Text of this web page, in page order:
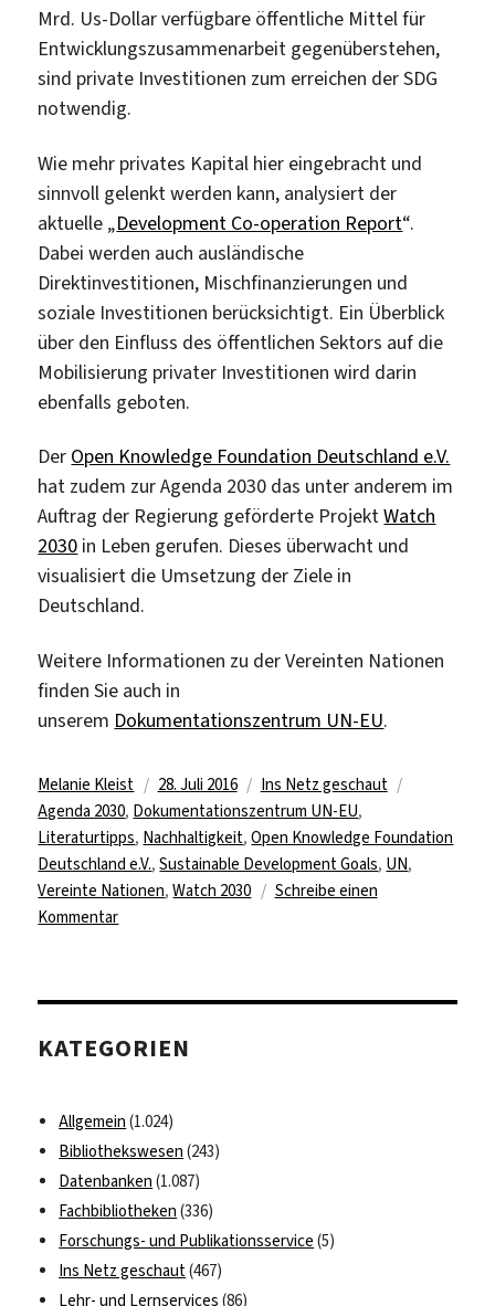
Mrd. Us-Dollar verfügbare öffentliche Mittel für
Entwicklungszusammenarbeit gegenüberstehen,
sind private Investitionen zum erreichen der SDG
notwendig.
Wie mehr privates Kapital hier eingebracht und
sinnvoll gelenkt werden kann, analysiert der
aktuelle „Development Co-operation Report“.
Dabei werden auch ausländische
Direktinvestitionen, Mischfinanzierungen und
soziale Investitionen berücksichtigt. Ein Überblick
über den Einfluss des öffentlichen Sektors auf die
Mobilisierung privater Investitionen wird darin
ebenfalls geboten.
Der Open Knowledge Foundation Deutschland e.V.
hat zudem zur Agenda 2030 das unter anderem im
Auftrag der Regierung geförderte ProjektWatch
2030 in Leben gerufen. Dieses überwacht und
visualisiert die Umsetzung der Ziele in
Deutschland.
Weitere Informationen zu der Vereinten Nationen
finden Sie auch in
unserem Dokumentationszentrum UN-EU.
Autor
Melanie Kleist
Veröffentlicht
am
28. Juli 2016 Kategorien
Ins Netz geschaut
Agenda 2030, Dokumentationszentrum UN-EU,
Literaturtipps, Nachhaltigkeit,Open Knowledge Foundation
Deutschland e.V.,Sustainable Development Goals, UN,
Vereinte Nationen,Watch 2030
Schreibe einen
Kommentarzu
Sustainable
Goals
Watch
KATEGORIEN
Allgemein (1.024)
Bibliothekswesen (243)
Datenbanken (1.087)
Fachbibliotheken (336)
Forschungs- und Publikationsservice (5)
Ins Netz geschaut(467)
Lehr- und Lernservices (86)